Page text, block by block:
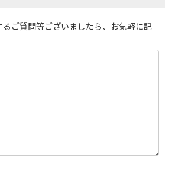
ご質問等ございましたら、お気軽に記